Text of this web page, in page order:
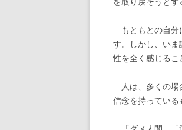
もともとの自分
す。しかし、いま
性を全く感じるこ
人は、多くの場
信念を持っている